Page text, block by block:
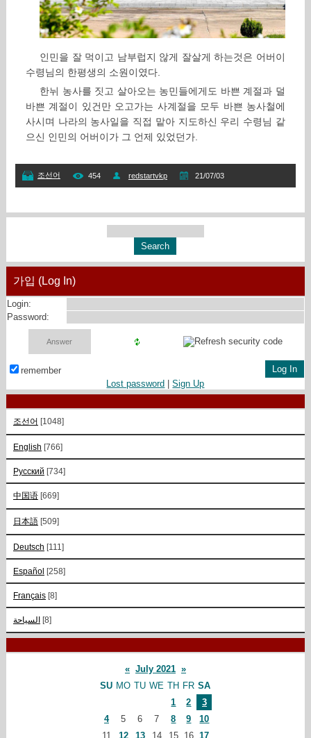
인민을 잘 먹이고 남부럽지 않게 잘살게 하는것은 어버이
수령님의 한평생의 소원이였다.
한뉘 농사를 짓고 살아오는 농민들에게도 바쁜 계절과 덜
바쁜 계절이 있건만 오고가는 사계절을 모두 바쁜 농사철에
사시며 나라의 농사일을 직접 맡아 지도하신 우리 수령님 같
으신 인민의 어버이가 그 언제 있었던가.
조선어 454 redstartvkp 21/07/03
가입 (Log In)
Login:
Password:
remember
Lost password |Sign Up
조선어 [1048]
English [766]
Русский [734]
中国语 [669]
日本語 [509]
Deutsch [111]
Español [258]
Français [8]
السياحة [8]
« July 2021 »
SU MO TU WE TH FR SA
1
2
3
4
5 6 7 8 9
10
11
12 13 14 15 16 17